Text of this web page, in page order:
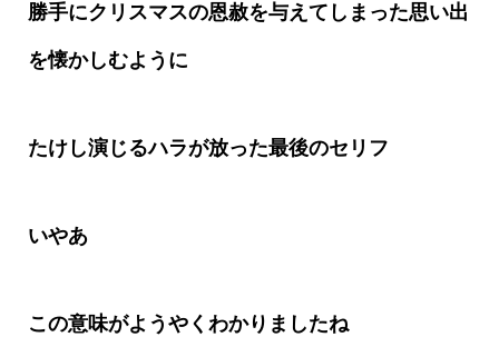
勝手にクリスマスの恩赦を与えてしまった思い出
を懐かしむように
たけし演じるハラが放った最後のセリフ
いやあ
この意味がようやくわかりましたね